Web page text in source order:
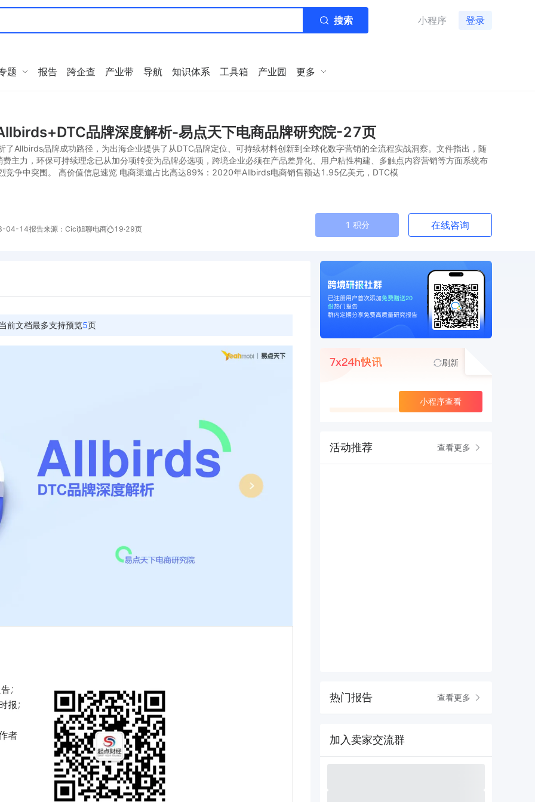
搜索 小程序 登录
题 报告 跨企查 产业带 导航 知识体系 工具箱 产业园 更多
品牌深度解析-易点天下电商品牌研究院-27页
了Allbirds品牌成功路径，为出海企业提供了从DTC品牌定位、可持续材料创新到全球化数字营销的全流程实战洞察。文件指出，随
主力，环保可持续理念已从加分项转变为品牌必选项，跨境企业必须在产品差异化、用户粘性构建、多触点内容营销等方面系统布
竞争中突围。 高价值信息速览 电商渠道占比高达89%：2020年Allbirds电商销售额达1.95亿美元，DTC模
04-14报告来源：Cici姐聊电商 19·29页 在线咨询
1 积分
前文档最多支持预览5页
刷新
小程序查看
活动推荐 查看更多
热门报告 查看更多
加入卖家交流群